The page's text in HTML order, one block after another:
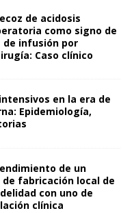
de acidosis
como signo de
de infusión por
Caso clínico
en la era de
Epidemiología,
de un
fabricación local de
con uno de
clínica